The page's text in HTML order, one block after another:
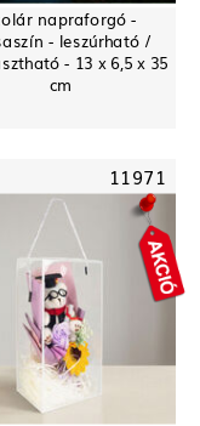
napraforgó -
- leszúrható /
- 13 x 6,5 x 35
cm
11971